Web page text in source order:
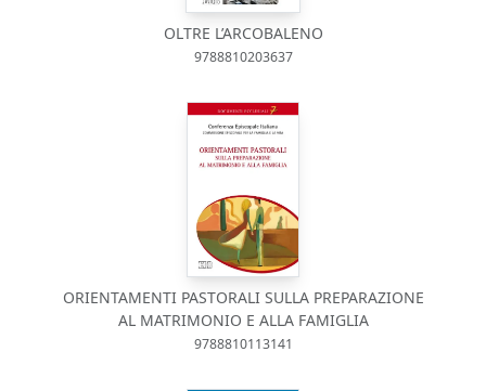
OLTRE L’ARCOBALENO
9788810203637
ORIENTAMENTI PASTORALI SULLA PREPARAZIONE
AL MATRIMONIO E ALLA FAMIGLIA
9788810113141